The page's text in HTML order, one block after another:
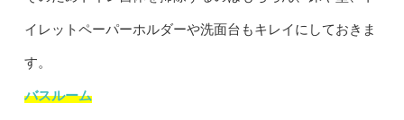
イレットペーパーホルダーや洗面台もキレイにしておきま
す。
バスルーム